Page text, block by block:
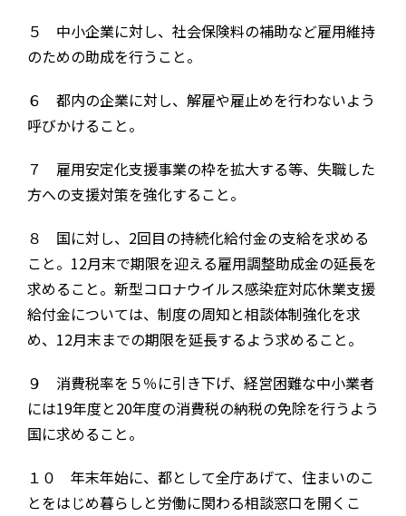
５ 中小企業に対し、社会保険料の補助など雇用維持
のための助成を行うこと。
６ 都内の企業に対し、解雇や雇止めを行わないよう
呼びかけること。
７ 雇用安定化支援事業の枠を拡大する等、失職した
方への支援対策を強化すること。
８ 国に対し、 2回目の持続化給付金の支給を求める
こと。 12月末で期限を迎える雇用調整助成金の延長を
求めること。新型コロナウイルス感染症対応休業支援
給付金については、制度の周知と相談体制強化を求
め、 12月末までの期限を延長するよう求めること。
９ 消費税率を５％に引き下げ、経営困難な中小業者
には19年度と20年度の消費税の納税の免除を行うよう
国に求めること。
１０ 年末年始に、都として全庁あげて、住まいのこ
とをはじめ暮らしと労働に関わる相談窓口を開くこ